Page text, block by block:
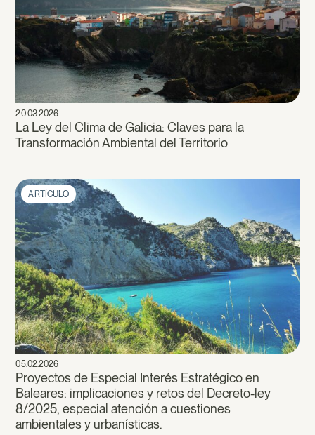
20.03.2026
La Ley del Clima de Galicia: Claves para la
Transformación Ambiental del Territorio
ARTÍCULO
05.02.2026
Proyectos de Especial Interés Estratégico en
Baleares: implicaciones y retos del Decreto-ley
8/2025, especial atención a cuestiones
ambientales y urbanísticas.